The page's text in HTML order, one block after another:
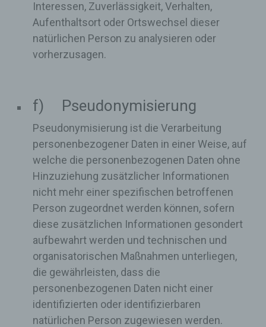
Interessen, Zuverlässigkeit, Verhalten,
Aufenthaltsort oder Ortswechsel dieser
natürlichen Person zu analysieren oder
vorherzusagen.
f) Pseudonymisierung
Pseudonymisierung ist die Verarbeitung
personenbezogener Daten in einer Weise, auf
welche die personenbezogenen Daten ohne
Hinzuziehung zusätzlicher Informationen
nicht mehr einer spezifischen betroffenen
Person zugeordnet werden können, sofern
diese zusätzlichen Informationen gesondert
aufbewahrt werden und technischen und
organisatorischen Maßnahmen unterliegen,
die gewährleisten, dass die
personenbezogenen Daten nicht einer
identifizierten oder identifizierbaren
natürlichen Person zugewiesen werden.